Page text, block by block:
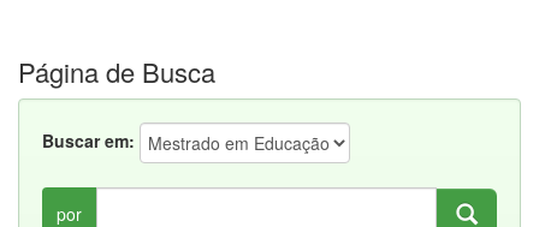
Página de Busca
Buscar em:
por